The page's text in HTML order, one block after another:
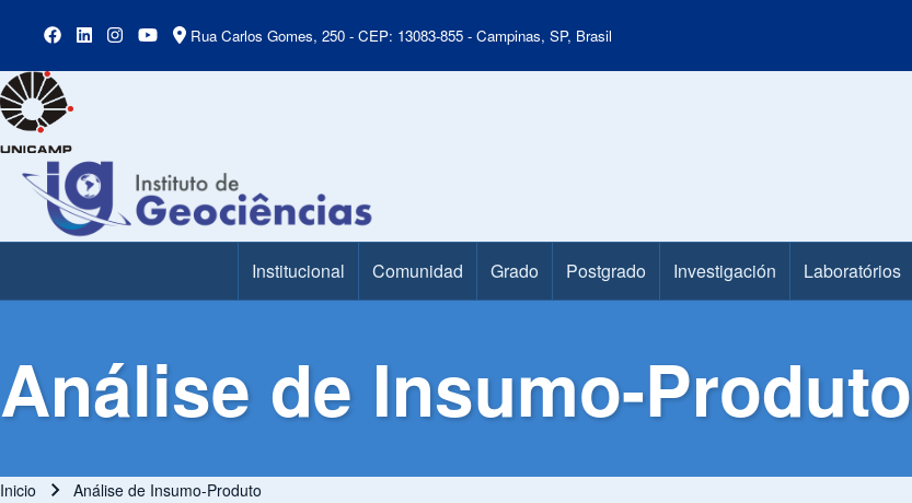
Rua Carlos Gomes, 250 - CEP: 13083-855 - Campinas, SP, Brasil
Main Menu Institucional Comunidad Grado Postgrado Investigación Laboratórios
Análise de Insumo-Produto
Inicio Análise de Insumo-Produto